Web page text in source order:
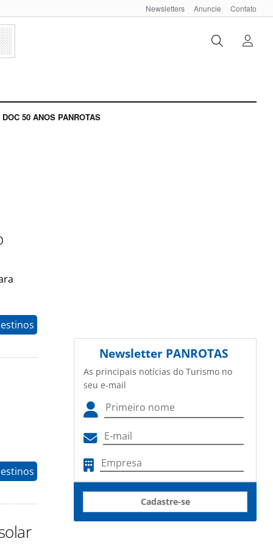
Newsletters Anuncie Contato
DOC 50 ANOS PANROTAS
Newsletter PANROTAS
As principais notícias do Turismo no
seu e-mail
Cadastre-se